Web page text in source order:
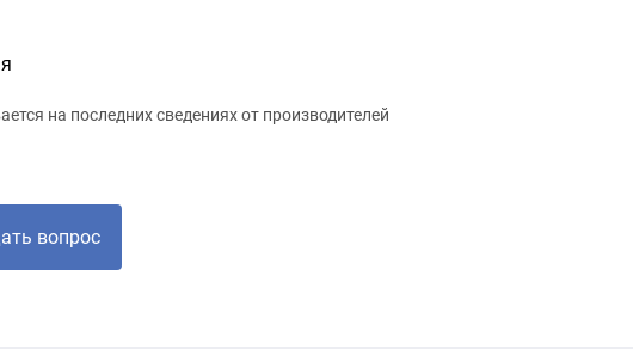
на последних сведениях от производителей
вопрос